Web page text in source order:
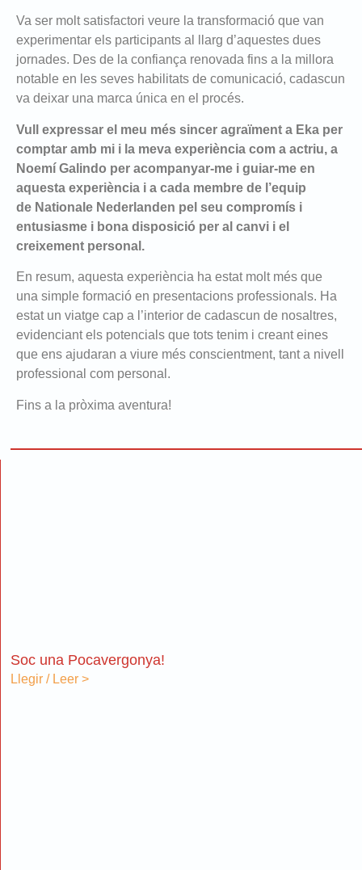
Va ser molt satisfactori veure la transformació que van
experimentar els participants al llarg d’aquestes dues
jornades. Des de la confiança renovada fins a la millora
notable en les seves habilitats de comunicació, cadascun
va deixar una marca única en el procés.
Vull expressar el meu més sincer agraïment a Eka per
comptar amb mi i la meva experiència com a actriu, a
Noemí Galindo per acompanyar-me i guiar-me en
aquesta experiència i a cada membre de l’equip
de Nationale Nederlanden pel seu compromís i
entusiasme i bona disposició per al canvi i el
creixement personal.
En resum, aquesta experiència ha estat molt més que
una simple formació en presentacions professionals. Ha
estat un viatge cap a l’interior de cadascun de nosaltres,
evidenciant els potencials que tots tenim i creant eines
que ens ajudaran a viure més conscientment, tant a nivell
professional com personal.
Fins a la pròxima aventura!
Soc una Pocavergonya!
Llegir / Leer >